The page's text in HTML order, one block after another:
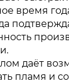
время
даёт
пламя и